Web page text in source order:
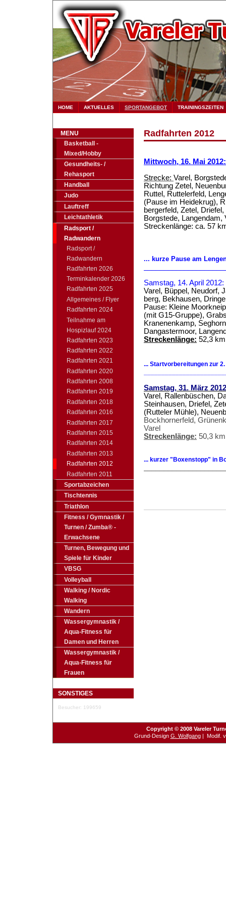
HOME AKTUELLES SPORTANGEBOT TRAININGSZEITEN
MENU
Basketball -
Mixed/Hobby
Gesundheits- /
Rehasport
Handball
Judo
Lauftreff
Leichtathletik
Radsport /
Radwandern
Radsport /
Radwandern
Radfahrten 2026
Terminkalender 2026
Radfahrten 2025
Allgemeines / Flyer
Radfahrten 2024
Teilnahme am
Hospizlauf 2024
Radfahrten 2023
Radfahrten 2022
Radfahrten 2021
Radfahrten 2020
Radfahrten 2008
Radfahrten 2019
Radfahrten 2018
Radfahrten 2016
Radfahrten 2017
Radfahrten 2015
Radfahrten 2014
Radfahrten 2013
Radfahrten 2012
Radfahrten 2011
Sportabzeichen
Tischtennis
Triathlon
Fitness / Gymnastik /
Turnen / Zumba® -
Erwachsene
Turnen, Bewegung und
Spiele für Kinder
VBSG
Volleyball
Walking / Nordic
Walking
Wandern
Wassergymnastik /
Aqua-Fitness für
Damen und Herren
Wassergymnastik /
Aqua-Fitness für
Frauen
SONSTIGES
Besucher: 199659
Radfahrten 2012
Mittwoch, 16. Mai
Strecke: Varel,
Richtung Zetel,
Ruttel, Ruttelerfeld,
(Pause im Heidekrug),
bergerfeld, Zetel,
Borgstede, Langendam,
Streckenlänge: ca. 57
... kurze Pause am
Samstag, 14. April
Varel, Büppel, Neudorf,
berg, Bekhausen,
Pause: Kleine
(mit G15-Gruppe),
Kranenenkamp,
Dangastermoor,
Streckenlänge: 52,3 km
... Startvorbereitungen zur
Samstag, 31. März
Varel, Rallenbüschen,
Steinhausen, Driefel,
(Rutteler Mühle),
Bockhornerfeld,
Varel
Streckenlänge: 50,3 km
... kurzer "Boxenstopp" in
Copyright © 2008 Vareler
Grund-Design G. Wolfgang| Modif.